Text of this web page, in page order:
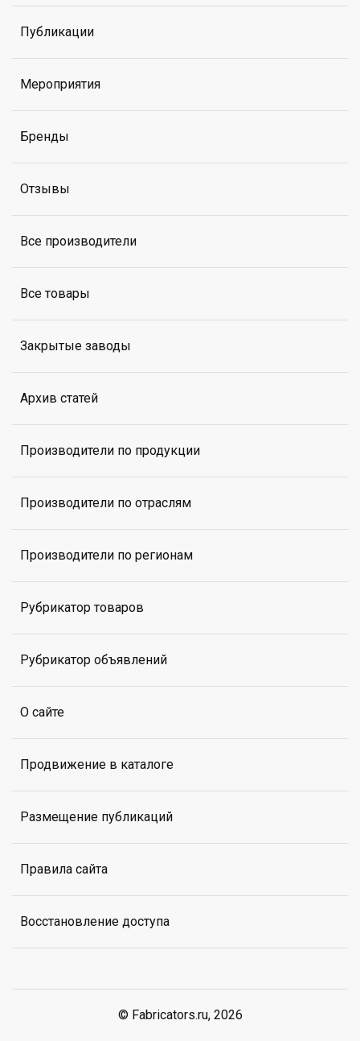
Публикации
Мероприятия
Бренды
Отзывы
Все производители
Все товары
Закрытые заводы
Архив статей
Производители по продукции
Производители по отраслям
Производители по регионам
Рубрикатор товаров
Рубрикатор объявлений
О сайте
Продвижение в каталоге
Размещение публикаций
Правила сайта
Восстановление доступа
© Fabricators.ru, 2026